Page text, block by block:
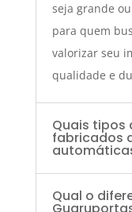
seja grande
para quem
valorizar seu
qualidade e
Quais tipos
fabricados
Qual o